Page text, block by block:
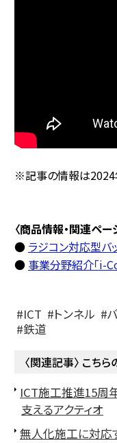
※記事の情報は2024
〈商品情報・関連ペー
● ラジコン対応型バ
● 事業分野紹介「i-
ICT トンネル
鉄道
〈関連記事〉 こち
ICT施工推進15
支えるアクティオ
無人化施工に対応